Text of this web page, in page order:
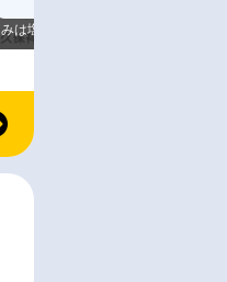
みは塩だけ